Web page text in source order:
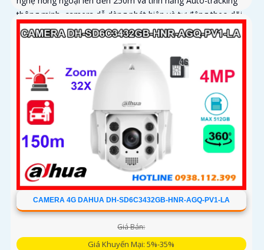
thông minh, camera dễ dàng phát hiện và tự động theo dõi
mục tiêu chuyển động
CAMERA 4G DAHUA DH-SD6C3432GB-HNR-AGQ-PV1-LA
Giá Bán:
Giá Khuyến Mại: 5%-35%